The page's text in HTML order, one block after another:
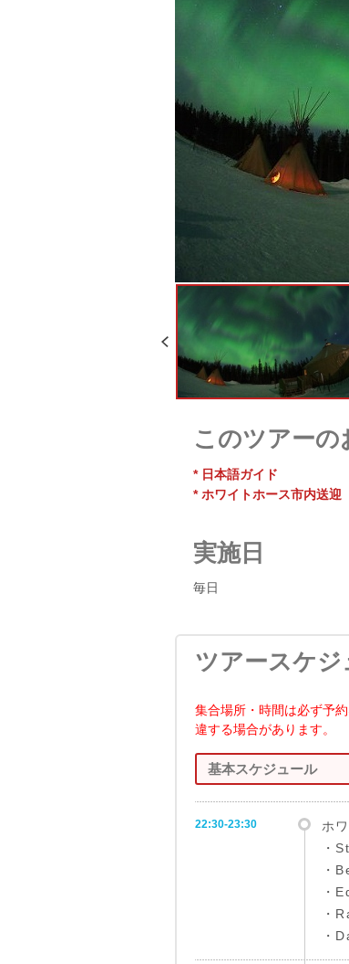
このツアーの
* 日本語ガイド
* ホワイトホース市内送迎
実施日
毎日
ツアースケジ
集合場所・時間は必ず予
違する場合があります。
基本スケジュール
22:30-23:30
ホ
・
・
・
・
・